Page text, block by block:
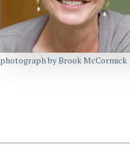
photograph by Brook McCormick